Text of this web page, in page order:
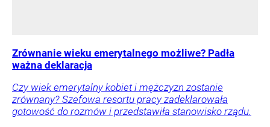
Zrównanie wieku emerytalnego możliwe? Padła
ważna deklaracja
Czy wiek emerytalny kobiet i mężczyzn zostanie
zrównany? Szefowa resortu pracy zadeklarowała
gotowość do rozmów i przedstawiła stanowisko rządu.